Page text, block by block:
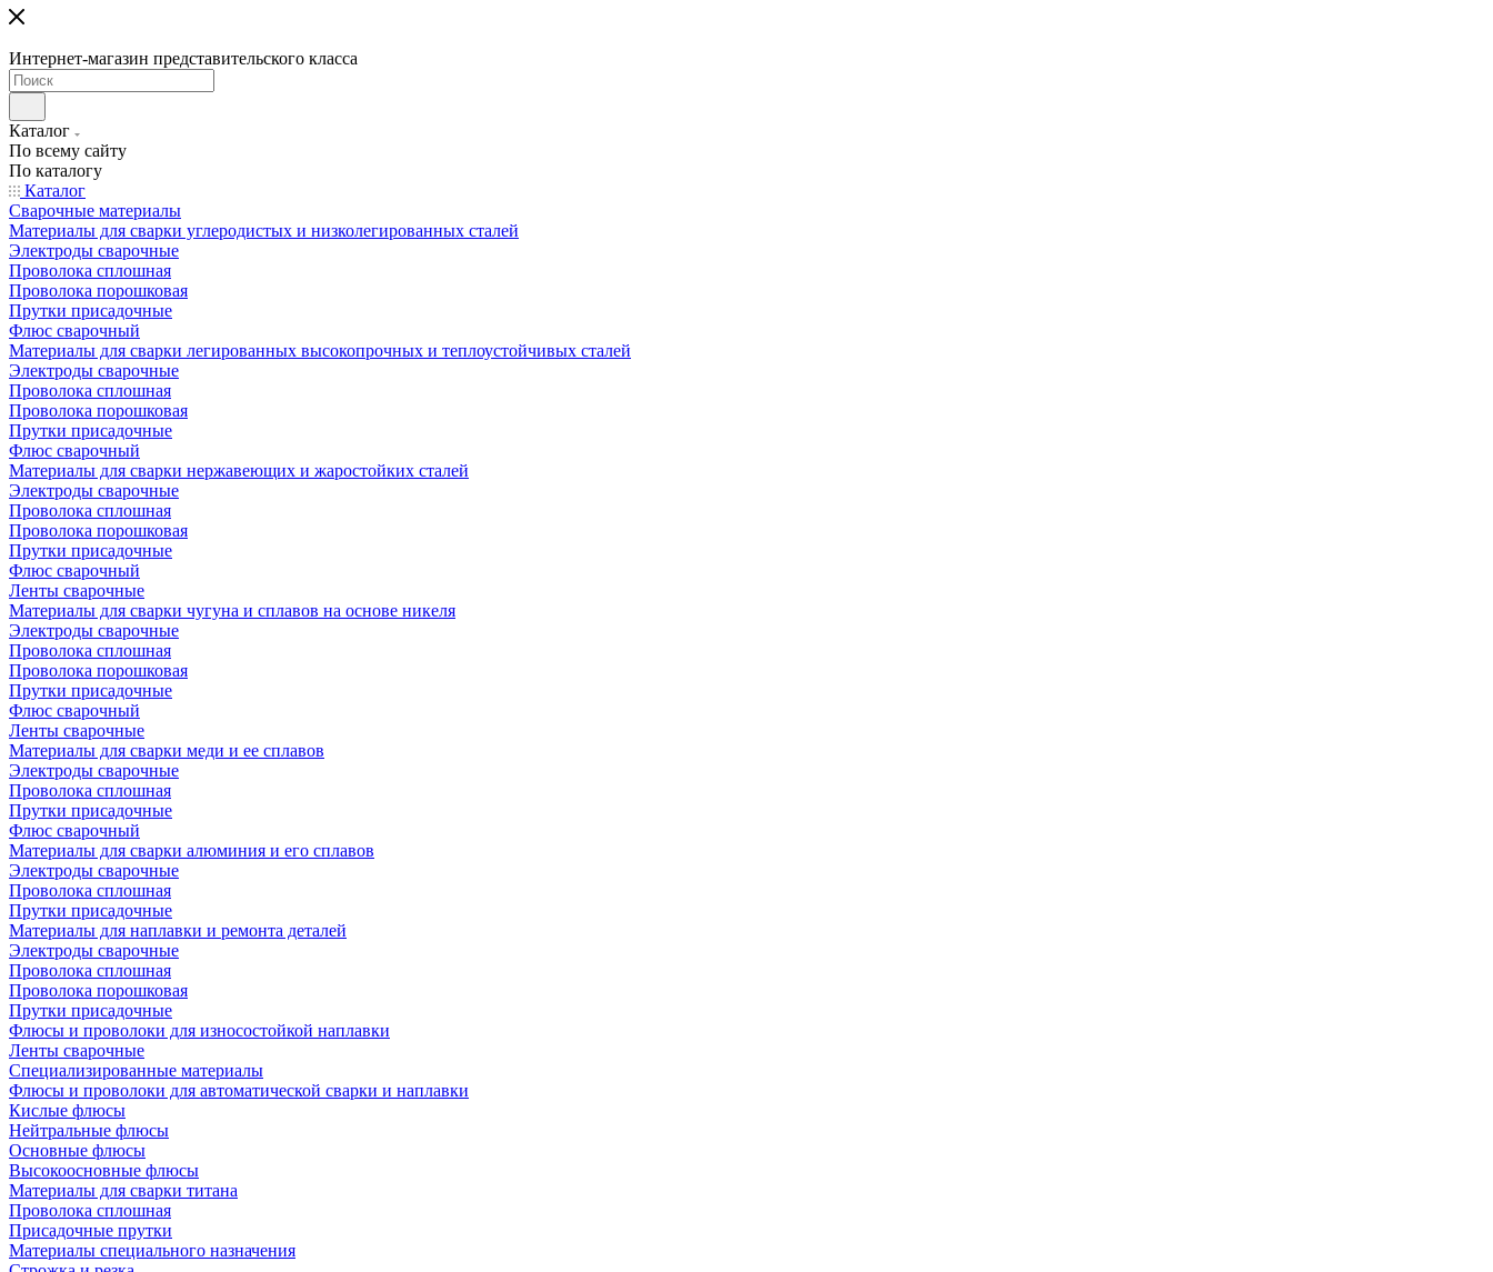
Интернет-магазин представительского класса
Каталог
По всему сайту
По каталогу
Каталог
Сварочные материалы
Материалы для сварки углеродистых и низколегированных сталей
Электроды сварочные
Проволока сплошная
Проволока порошковая
Прутки присадочные
Флюс сварочный
Материалы для сварки легированных высокопрочных и теплоустойчивых сталей
Электроды сварочные
Проволока сплошная
Проволока порошковая
Прутки присадочные
Флюс сварочный
Материалы для сварки нержавеющих и жаростойких сталей
Электроды сварочные
Проволока сплошная
Проволока порошковая
Прутки присадочные
Флюс сварочный
Ленты сварочные
Материалы для сварки чугуна и сплавов на основе никеля
Электроды сварочные
Проволока сплошная
Проволока порошковая
Прутки присадочные
Флюс сварочный
Ленты сварочные
Материалы для сварки меди и ее сплавов
Электроды сварочные
Проволока сплошная
Прутки присадочные
Флюс сварочный
Материалы для сварки алюминия и его сплавов
Электроды сварочные
Проволока сплошная
Прутки присадочные
Материалы для наплавки и ремонта деталей
Электроды сварочные
Проволока сплошная
Проволока порошковая
Прутки присадочные
Флюсы и проволоки для износостойкой наплавки
Ленты сварочные
Специализированные материалы
Флюсы и проволоки для автоматической сварки и наплавки
Кислые флюсы
Нейтральные флюсы
Основные флюсы
Высокоосновные флюсы
Материалы для сварки титана
Проволока сплошная
Присадочные прутки
Материалы специального назначения